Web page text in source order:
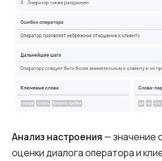
Анализ настроения — значение
оценки диалога оператора и